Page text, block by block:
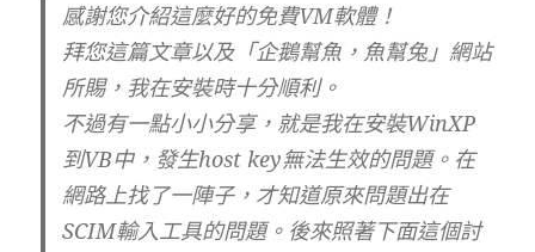
感謝您介紹這麼好的免費VM軟體！
拜您這篇文章以及「企鵝幫魚，魚幫兔」網站
所賜，我在安裝時十分順利。
不過有一點小小分享，就是我在安裝WinXP
到VB中，發生host key無法生效的問題。在
網路上找了一陣子，才知道原來問題出在
SCIM輸入工具的問題。後來照著下面這個討